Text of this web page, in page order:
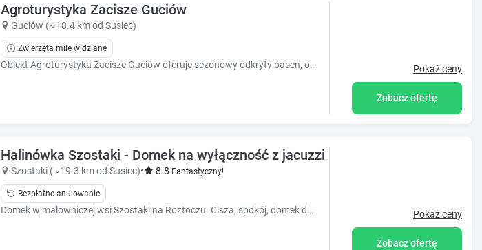
d
a
t
e
Agroturystyka Zacisze Guciów
Guciów (~18.4 km od Susiec)
Zwierzęta mile widziane
Obiekt Agroturystyka Zacisze Guciów oferuje sezonowy odkryty basen, ogród oraz różne opcje zakwaterowania, w których zapewniono klimatyzację, ta Pokaż ceny
Zobacz ofertę
Halinówka Szostaki - Domek na wyłączność z jacuzzi i sauną
Szostaki (~19.3 km od Susiec)• 8.8 Fantastyczny!
Bezpłatne anulowanie
Domek w malowniczej wsi Szostaki na Roztoczu. Cisza, spokój, domek do dyspozycji gości. Zapraszamy do rezerwacji noclegów. Pokaż ceny
Zobacz ofertę